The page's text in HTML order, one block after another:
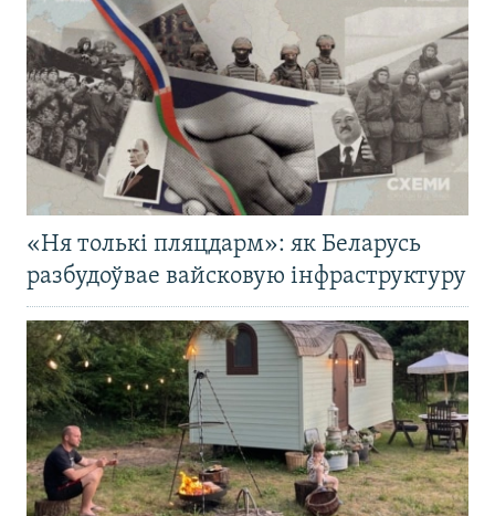
«Ня толькі пляцдарм»: як Беларусь
разбудоўвае вайсковую інфраструктуру